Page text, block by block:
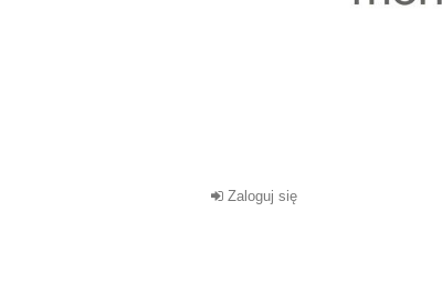
Zaloguj się